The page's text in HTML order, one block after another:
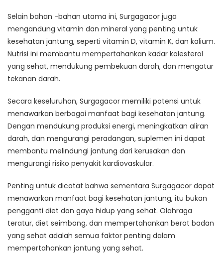
Selain bahan -bahan utama ini, Surgagacor juga
mengandung vitamin dan mineral yang penting untuk
kesehatan jantung, seperti vitamin D, vitamin K, dan kalium.
Nutrisi ini membantu mempertahankan kadar kolesterol
yang sehat, mendukung pembekuan darah, dan mengatur
tekanan darah.
Secara keseluruhan, Surgagacor memiliki potensi untuk
menawarkan berbagai manfaat bagi kesehatan jantung.
Dengan mendukung produksi energi, meningkatkan aliran
darah, dan mengurangi peradangan, suplemen ini dapat
membantu melindungi jantung dari kerusakan dan
mengurangi risiko penyakit kardiovaskular.
Penting untuk dicatat bahwa sementara Surgagacor dapat
menawarkan manfaat bagi kesehatan jantung, itu bukan
pengganti diet dan gaya hidup yang sehat. Olahraga
teratur, diet seimbang, dan mempertahankan berat badan
yang sehat adalah semua faktor penting dalam
mempertahankan jantung yang sehat.